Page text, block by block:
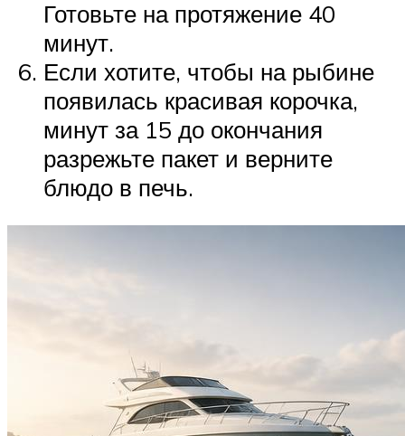
Готовьте на протяжение 40
минут.
Если хотите, чтобы на рыбине
появилась красивая корочка,
минут за 15 до окончания
разрежьте пакет и верните
блюдо в печь.